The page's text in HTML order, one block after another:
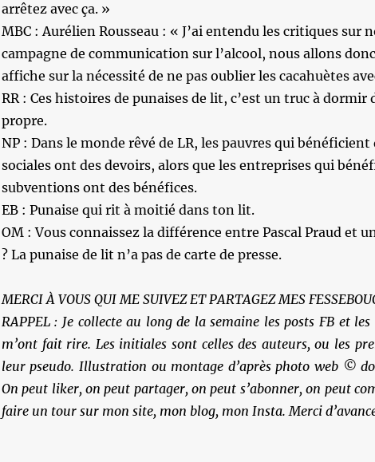
arrêtez avec ça. »
MBC : Aurélien Rousseau : « J’ai entendu les critiques sur
campagne de communication sur l’alcool, nous allons
affiche sur la nécessité de ne pas oublier les cacahuètes
RR : Ces histoires de punaises de lit, c’est un truc à dormir
propre.
NP : Dans le monde rêvé de LR, les pauvres qui bénéficient
sociales ont des devoirs, alors que les entreprises qui
subventions ont des bénéfices.
EB : Punaise qui rit à moitié dans ton lit.
OM : Vous connaissez la différence entre Pascal Praud et
? La punaise de lit n’a pas de carte de presse.
MERCI À VOUS QUI ME SUIVEZ ET PARTAGEZ MES
RAPPEL : Je collecte au long de la semaine les posts FB et
m’ont fait rire. Les initiales sont celles des auteurs, ou les
leur pseudo. Illustration ou montage d’après photo web ©
On peut liker, on peut partager, on peut s’abonner, on peut
faire un tour sur mon site, mon blog, mon Insta. Merci